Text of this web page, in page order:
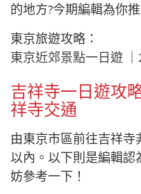
的地方?今期編輯為你
東京旅遊攻略：
東京近郊景點一日遊
吉祥寺一日遊攻
祥寺交通
由東京市區前往吉祥
以內。以下則是編輯認
妨參考一下！